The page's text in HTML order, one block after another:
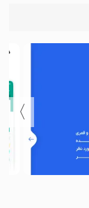
〉